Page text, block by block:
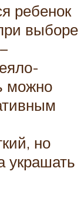
ребенок
выборе
можно
но
украшать